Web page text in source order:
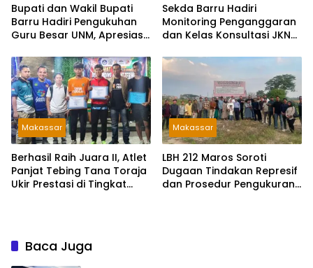
Bupati dan Wakil Bupati
Barru Hadiri Pengukuhan
Guru Besar UNM, Apresiasi
Hasan
Sekda Barru Hadiri
Monitoring Penganggaran
dan Kelas Konsultasi JKN
Kesehatan di Makassar
Makassar
Berhasil Raih Juara II, Atlet
Panjat Tebing Tana Toraja
Ukir Prestasi di Tingkat
Makassar
LBH 212 Maros Soroti
Dugaan Tindakan Represif
dan Prosedur Pengukuran
Baca Juga